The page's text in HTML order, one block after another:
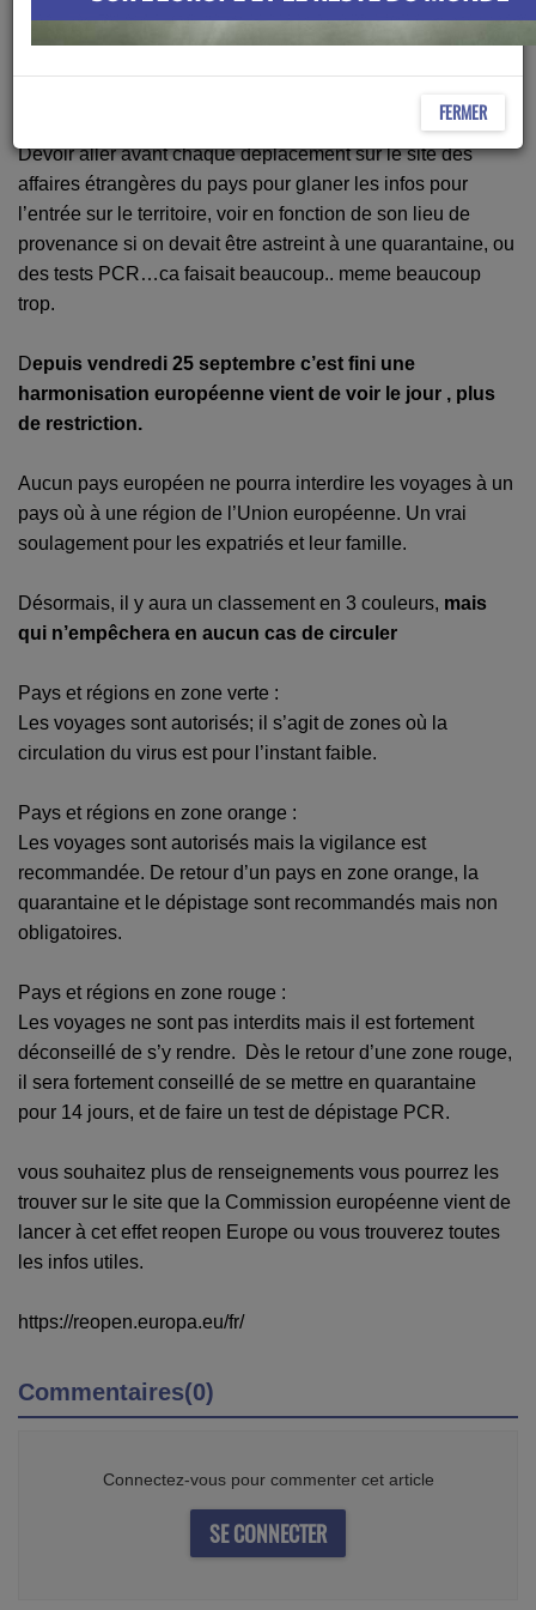
voulait se rendre dans un autre pays de l’espace
Devoir aller avant chaque déplacement sur le site des
affaires étrangères du pays pour glaner les infos pour
l’entrée sur le territoire, voir en fonction de son lieu de
provenance si on devait être astreint à une quarantaine, ou
des tests PCR…ca faisait beaucoup.. meme beaucoup
trop.
Depuis vendredi 25 septembre c’est fini une
harmonisation européenne vient de voir le jour , plus
de restriction.
Aucun pays européen ne pourra interdire les voyages à un
pays où à une région de l’Union européenne. Un vrai
soulagement pour les expatriés et leur famille.
Désormais, il y aura un classement en 3 couleurs, mais
qui n’empêchera en aucun cas de circuler
Pays et régions en zone verte :
Les voyages sont autorisés; il s’agit de zones où la
circulation du virus est pour l’instant faible.
Pays et régions en zone orange :
Les voyages sont autorisés mais la vigilance est
recommandée. De retour d’un pays en zone orange, la
quarantaine et le dépistage sont recommandés mais non
obligatoires.
Pays et régions en zone rouge :
Les voyages ne sont pas interdits mais il est fortement
déconseillé de s’y rendre. Dès le retour d’une zone rouge,
il sera fortement conseillé de se mettre en quarantaine
pour 14 jours, et de faire un test de dépistage PCR.
vous souhaitez plus de renseignements vous pourrez les
trouver sur le site que la Commission européenne vient de
lancer à cet effet reopen Europe ou vous trouverez toutes
les infos utiles.
https://reopen.europa.eu/fr/
Commentaires(0)
Connectez-vous pour commenter cet article
SE CONNECTER
FERMER